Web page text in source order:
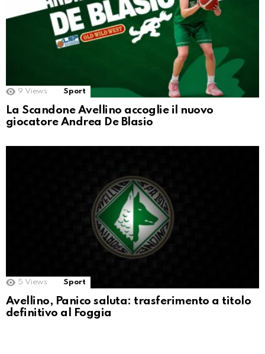
9 Views Sport
La Scandone Avellino accoglie il nuovo
giocatore Andrea De Blasio
5 Views Sport
Avellino, Panico saluta: trasferimento a titolo
definitivo al Foggia